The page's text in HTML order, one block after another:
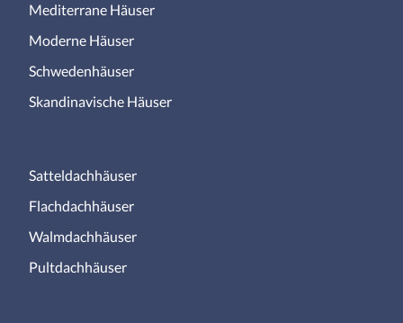
Mediterrane Häuser
Moderne Häuser
Schwedenhäuser
Skandinavische Häuser
Satteldachhäuser
Flachdachhäuser
Walmdachhäuser
Pultdachhäuser